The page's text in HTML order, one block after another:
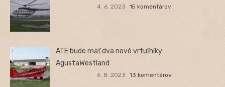
4. 6. 2023 15 komentárov
ATE bude mať dva nové vrtuľníky
AgustaWestland
6. 8. 2023 13 komentárov